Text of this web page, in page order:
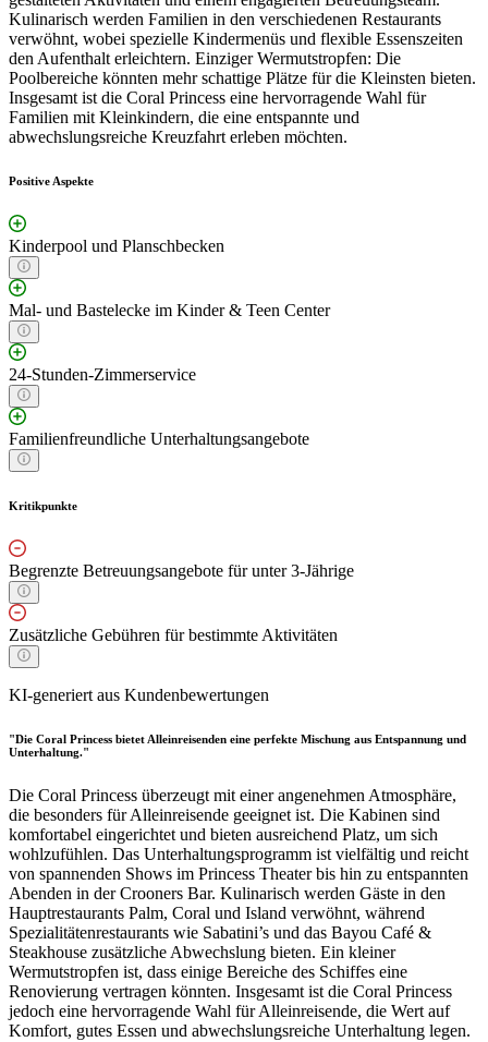
Kulinarisch werden Familien in den verschiedenen Restaurants
verwöhnt, wobei spezielle Kindermenüs und flexible Essenszeiten
den Aufenthalt erleichtern. Einziger Wermutstropfen: Die
Poolbereiche könnten mehr schattige Plätze für die Kleinsten bieten.
Insgesamt ist die Coral Princess eine hervorragende Wahl für
Familien mit Kleinkindern, die eine entspannte und
abwechslungsreiche Kreuzfahrt erleben möchten.
Positive Aspekte
Kinderpool und Planschbecken
Mal- und Bastelecke im Kinder & Teen Center
24-Stunden-Zimmerservice
Familienfreundliche Unterhaltungsangebote
Kritikpunkte
Begrenzte Betreuungsangebote für unter 3-Jährige
Zusätzliche Gebühren für bestimmte Aktivitäten
KI-generiert aus Kundenbewertungen
"Die Coral Princess bietet Alleinreisenden eine perfekte Mischung aus Entspannung und
Unterhaltung."
Die Coral Princess überzeugt mit einer angenehmen Atmosphäre,
die besonders für Alleinreisende geeignet ist. Die Kabinen sind
komfortabel eingerichtet und bieten ausreichend Platz, um sich
wohlzufühlen. Das Unterhaltungsprogramm ist vielfältig und reicht
von spannenden Shows im Princess Theater bis hin zu entspannten
Abenden in der Crooners Bar. Kulinarisch werden Gäste in den
Hauptrestaurants Palm, Coral und Island verwöhnt, während
Spezialitätenrestaurants wie Sabatini’s und das Bayou Café &
Steakhouse zusätzliche Abwechslung bieten. Ein kleiner
Wermutstropfen ist, dass einige Bereiche des Schiffes eine
Renovierung vertragen könnten. Insgesamt ist die Coral Princess
jedoch eine hervorragende Wahl für Alleinreisende, die Wert auf
Komfort, gutes Essen und abwechslungsreiche Unterhaltung legen.